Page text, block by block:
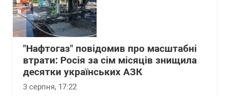
"Нафтогаз" повідомив про масштабні
втрати: Росія за сім місяців знищила
десятки українських АЗК
3 серпня, 17:22